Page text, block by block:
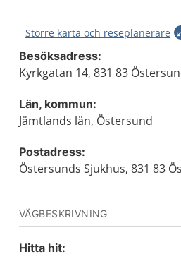
Större karta och reseplanerare
Besöksadress:
Kyrkgatan 14, 831 83
Län, kommun:
Jämtlands län, Östersund
Postadress:
Östersunds Sjukhus, 831 83
VÄGBESKRIVNING
Hitta hit: